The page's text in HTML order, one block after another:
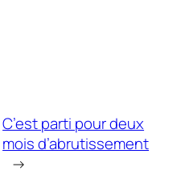
C’est parti pour deux
mois d’abrutissement
→